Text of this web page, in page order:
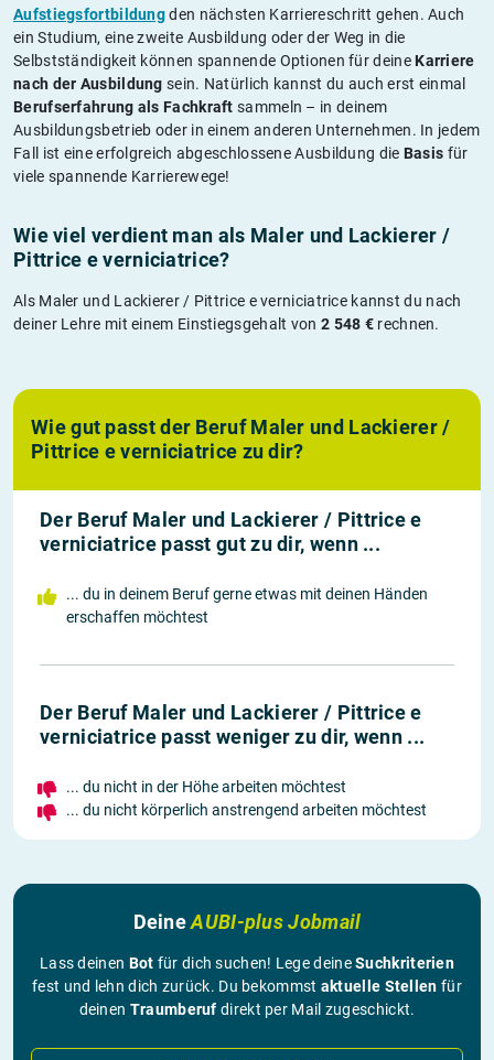
Aufstiegsfortbildungden nächsten Karriereschritt gehen. Auch
ein Studium, eine zweite Ausbildung oder der Weg in die
Selbstständigkeit können spannende Optionen für deine Karriere
nach der Ausbildung sein. Natürlich kannst du auch erst einmal
Berufserfahrung als Fachkraft sammeln – in deinem
Ausbildungsbetrieb oder in einem anderen Unternehmen. In jedem
Fall ist eine erfolgreich abgeschlossene Ausbildung die Basis für
viele spannende Karrierewege!
Wie viel verdient man als Maler und Lackierer /
Pittrice e verniciatrice?
Als Maler und Lackierer / Pittrice e verniciatrice kannst du nach
deiner Lehre mit einem Einstiegsgehalt von 2 548 € rechnen.
Wie gut passt der Beruf Maler und Lackierer /
Pittrice e verniciatrice zu dir?
Der Beruf Maler und Lackierer / Pittrice e
verniciatrice passt gut zu dir, wenn ...
... du in deinem Beruf gerne etwas mit deinen Händen
erschaffen möchtest
Der Beruf Maler und Lackierer / Pittrice e
verniciatrice passt weniger zu dir, wenn ...
... du nicht in der Höhe arbeiten möchtest
... du nicht körperlich anstrengend arbeiten möchtest
DeineAUBI-plus Jobmail
Lass deinen Bot für dich suchen! Lege deineSuchkriterien
fest und lehn dich zurück. Du bekommst aktuelle Stellen für
deinen Traumberuf direkt per Mail zugeschickt.